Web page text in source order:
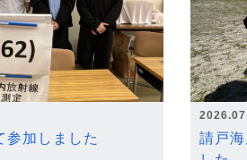
参加しました
請戸